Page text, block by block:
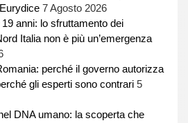
7 Agosto 2026
anni: lo sfruttamento dei
Italia non è più un’emergenza
perché il governo autorizza
gli esperti sono contrari 5
DNA umano: la scoperta che